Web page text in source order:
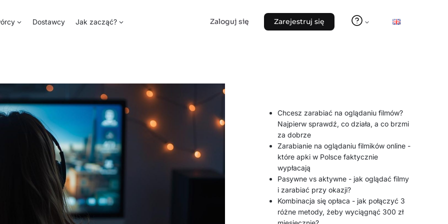
Dostawcy Jak zacząć? Zaloguj się Zarejestruj się
Chcesz zarabiać na oglądaniu filmów?
Najpierw sprawdź, co działa, a co brzmi
za dobrze
Zarabianie na oglądaniu filmików online -
które apki w Polsce faktycznie
wypłacają
Pasywne vs aktywne - jak oglądać filmy
i zarabiać przy okazji?
Kombinacja się opłaca - jak połączyć 3
różne metody, żeby wyciągnąć 300 zł